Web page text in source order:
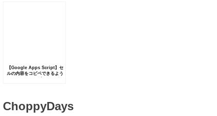
【Google Apps Script】セ
ルの内容をコピペできるよう
ChoppyDays